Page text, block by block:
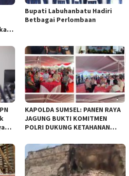
Bupati Labuhanbatu Hadiri
Betbagai Perlombaan
KAPOLDA SUMSEL: PANEN RAYA
JAGUNG BUKTI KOMITMEN
POLRI DUKUNG KETAHANAN